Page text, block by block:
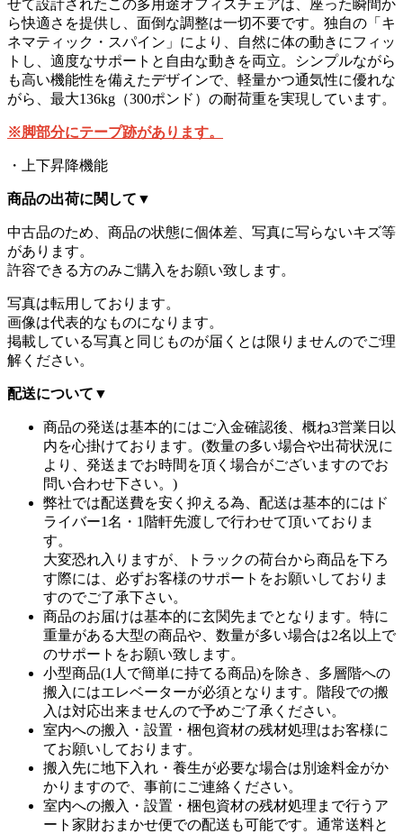
せて設計されたこの多用途オフィスチェアは、座った瞬間か
ら快適さを提供し、面倒な調整は一切不要です。独自の「キ
ネマティック・スパイン」により、自然に体の動きにフィッ
トし、適度なサポートと自由な動きを両立。シンプルながら
も高い機能性を備えたデザインで、軽量かつ通気性に優れな
がら、最大136kg（300ポンド）の耐荷重を実現しています。
※脚部分にテープ跡があります。
・上下昇降機能
商品の出荷に関して ▼
中古品のため、商品の状態に個体差、写真に写らないキズ等
があります。
許容できる方のみご購入をお願い致します。
写真は転用しております。
画像は代表的なものになります。
掲載している写真と同じものが届くとは限りませんのでご理
解ください。
配送について ▼
商品の発送は基本的にはご入金確認後、概ね3営業日以
内を心掛けております。(数量の多い場合や出荷状況に
より、発送までお時間を頂く場合がございますのでお
問い合わせ下さい。)
弊社では配送費を安く抑える為、配送は基本的にはド
ライバー1名・1階軒先渡しで行わせて頂いておりま
す。
大変恐れ入りますが、トラックの荷台から商品を下ろ
す際には、必ずお客様のサポートをお願いしておりま
すのでご了承下さい。
商品のお届けは基本的に玄関先までとなります。特に
重量がある大型の商品や、数量が多い場合は2名以上で
のサポートをお願い致します。
小型商品(1人で簡単に持てる商品)を除き、多層階への
搬入にはエレベーターが必須となります。階段での搬
入は対応出来ませんので予めご了承ください。
室内への搬入・設置・梱包資材の残材処理はお客様に
てお願いしております。
搬入先に地下入れ・養生が必要な場合は別途料金がか
かりますので、事前にご連絡ください。
室内への搬入・設置・梱包資材の残材処理まで行うア
ート家財おまかせ便での配送も可能です。通常送料と